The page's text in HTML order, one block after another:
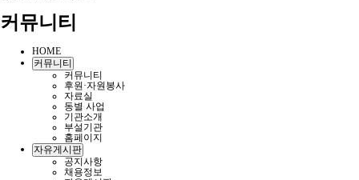
커뮤니티
HOME
커뮤니티
커뮤니티
후원·자원봉사
자료실
동별 사업
기관소개
부설기관
홈페이지
자유게시판
공지사항
채용정보